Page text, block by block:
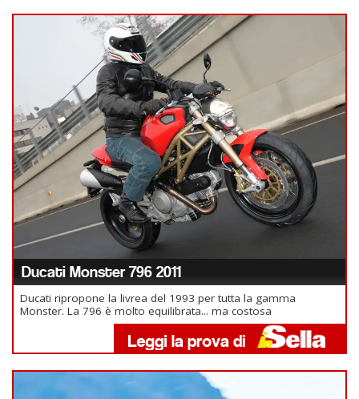
Ducati Monster 796 2011
Ducati ripropone la livrea del 1993 per tutta la gamma
Monster. La 796 è molto equilibrata... ma costosa